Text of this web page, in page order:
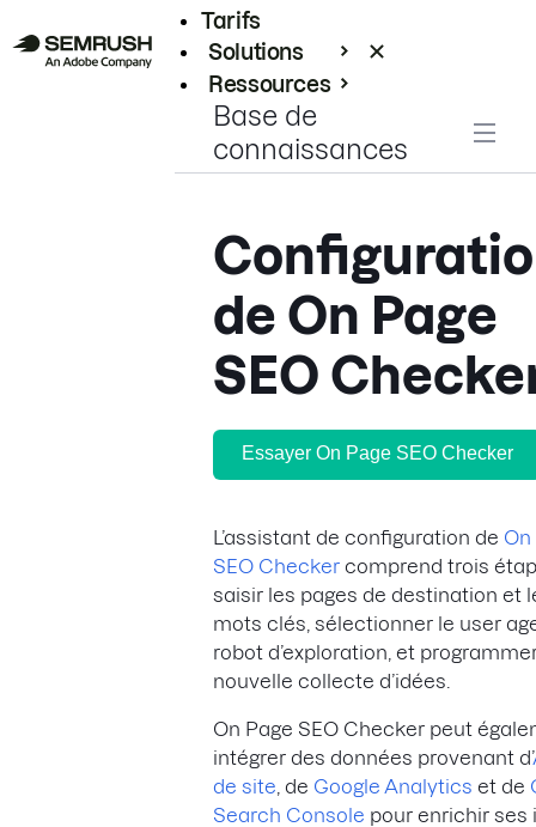
Tarifs
Solutions
Ressources
Entreprises
Base de
connaissances
de On Page
SEO
Essayer On Page SEO Checker
L’assistant de configuration de On
SEO Checker comprend trois
saisir les pages de destination et
mots clés, sélectionner le user
robot d’exploration, et
nouvelle collecte d’idées.
On Page SEO Checker peut
intégrer des données provenant d’
de site , de Google Analytics et de
Search Console pour enrichir ses